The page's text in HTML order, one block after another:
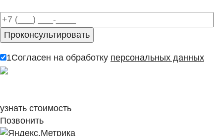
1Согласен на обработку персональных данных
узнать стоимость
Позвонить